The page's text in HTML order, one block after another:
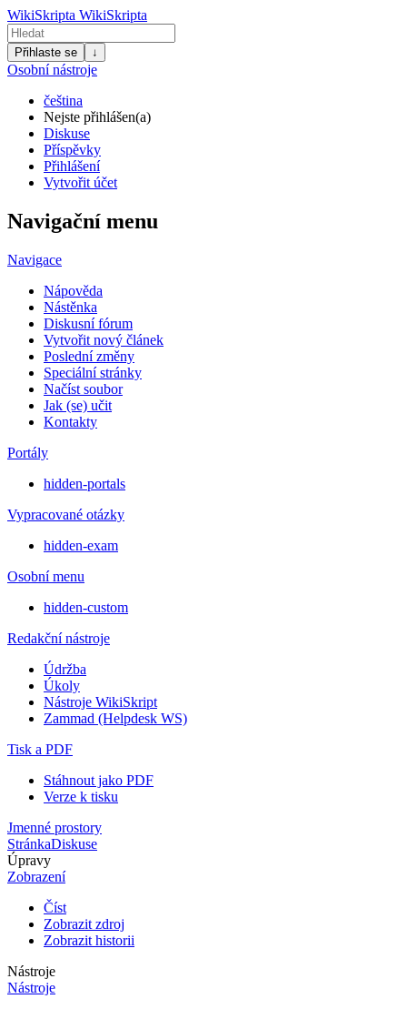
WikiSkripta WikiSkripta
Přihlaste se ↓
Osobní nástroje
čeština
Nejste přihlášen(a)
Diskuse
Příspěvky
Přihlášení
Vytvořit účet
Navigační menu
Navigace
Nápověda
Nástěnka
Diskusní fórum
Vytvořit nový článek
Poslední změny
Speciální stránky
Načíst soubor
Jak (se) učit
Kontakty
Portály
hidden-portals
Vypracované otázky
hidden-exam
Osobní menu
hidden-custom
Redakční nástroje
Údržba
Úkoly
Nástroje WikiSkript
Zammad (Helpdesk WS)
Tisk a PDF
Stáhnout jako PDF
Verze k tisku
Jmenné prostory
StránkaDiskuse
Úpravy
Zobrazení
Číst
Zobrazit zdroj
Zobrazit historii
Nástroje
Nástroje